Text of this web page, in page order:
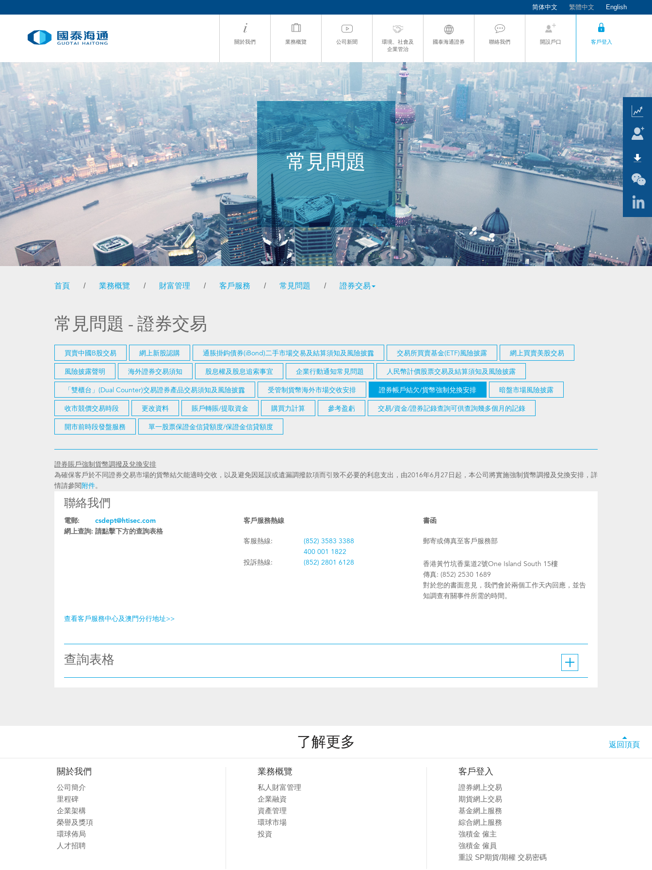
简体中文 繁體中文 English
關於我們 業務概覽 公司新聞
環境、社會及
企業管治
國泰海通證券 聯絡我們 開設戶口 客戶登入
常見問題
首頁 / 業務概覽 / 財富管理 / 客戶服務 / 常見問題 / 證券交易
常見問題 - 證券交易
買賣中國B股交易 網上新股認購 通脹掛鈎債券(iBond)二手市場交易及結算須知及風險披露 交易所買賣基金(ETF)風險披露
網上買賣美股交易
風險披露聲明
海外證券交易須知 股息權及股息追索事宜 企業行動通知常見問題
人民幣計價股票交易及結算須知及風險披露
「雙櫃台」(Dual Counter)交易證券產品交易須知及風險披露
受管制貨幣海外市場交收安排 證券帳戶結欠/貨幣強制兌換安排
暗盤市場風險披露
收市競價交易時段
更改資料 賬戶轉賬/提取資金 購買力計算 參考盈虧
交易/資金/證券記錄查詢可供查詢幾多個月的記錄
開市前時段發盤服務
單一股票保證金信貸額度/保證金信貸額度
證券賬戶強制貨幣調撥及兌換安排
為確保客戶於不同證券交易市場的貨幣結欠能適時交收，以及避免因延誤或遺漏調撥款項而引致不必要的利息支出，由2016年6月27日起，本公司將實施強制貨幣調撥及兌換安排，詳
情請參閱附件。
聯絡我們
電郵:
csdept@htisec.com
網上查詢: 請點擊下方的查詢表格
客戶服務熱線
客服熱線:
(852) 3583 3388
400 001 1822
投訴熱線:
(852) 2801 6128
書函
郵寄或傳真至客戶服務部
香港黃竹坑香葉道2號One Island South 15樓
傳真: (852) 2530 1689
對於您的書面意見，我們會於兩個工作天內回應，並告
知調查有關事件所需的時間。
查看客戶服務中心及澳門分行地址>>
查詢表格
了解更多 返回頂頁
關於我們
公司簡介
里程碑
企業架構
榮譽及獎項
環球佈局
人才招聘
業務概覽
私人財富管理
企業融資
資產管理
環球市場
投資
客戶登入
證券網上交易
期貨網上交易
基金網上服務
綜合網上服務
強積金 僱主
強積金 僱員
重設 SP期貨/期權 交易密碼